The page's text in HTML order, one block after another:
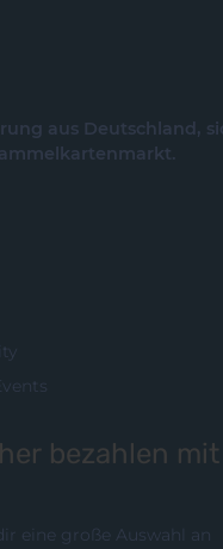
aus Deutschland,
bezahlen mit
eine große Auswahl an